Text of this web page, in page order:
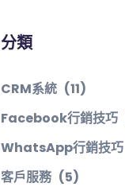
分類
CRM系統 (11)
Facebook行銷技巧
WhatsApp行銷技巧
客戶服務 (5)